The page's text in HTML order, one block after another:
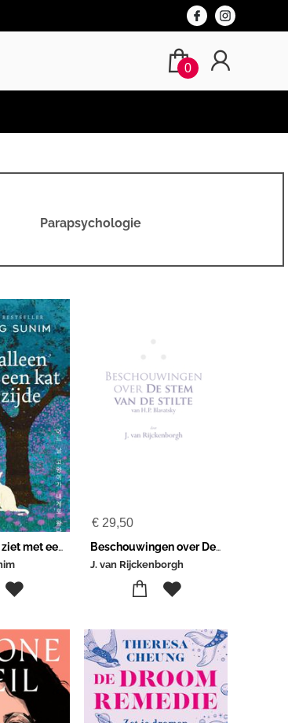
0
Parapsychologie
Wat je alleen ziet met een kat aan je zijde
€ 29,50
Beschouwingen over De Stem van de Stilte van H.P. Blavatsky
J. van Rijckenborgh